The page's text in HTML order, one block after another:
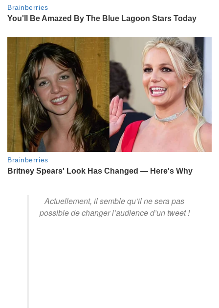
Actuellement, il semble qu’il ne sera pas
possible de changer l’audience d’un tweet !